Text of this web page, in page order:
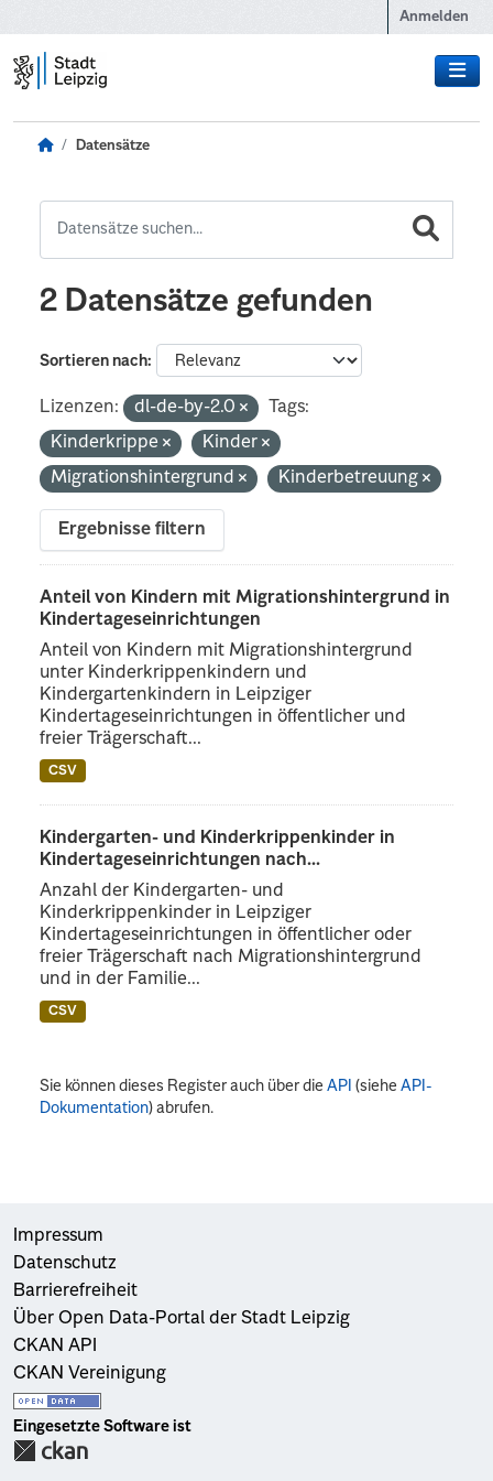
Anmelden
Datensätze
2 Datensätze gefunden
Sortieren nach
Lizenzen: dl-de-by-2.0
Tags:
Kinderkrippe
Kinder
Migrationshintergrund
Kinderbetreuung
Ergebnisse filtern
Anteil von Kindern mit Migrationshintergrund in
Kindertageseinrichtungen
Anteil von Kindern mit Migrationshintergrund
unter Kinderkrippenkindern und
Kindergartenkindern in Leipziger
Kindertageseinrichtungen in öffentlicher und
freier Trägerschaft...
CSV
Kindergarten- und Kinderkrippenkinder in
Kindertageseinrichtungen nach...
Anzahl der Kindergarten- und
Kinderkrippenkinder in Leipziger
Kindertageseinrichtungen in öffentlicher oder
freier Trägerschaft nach Migrationshintergrund
und in der Familie...
CSV
Sie können dieses Register auch über dieAPI (sieheAPI-
Dokumentation) abrufen.
Impressum
Datenschutz
Barrierefreiheit
Über Open Data-Portal der Stadt Leipzig
CKAN API
CKAN Vereinigung
Eingesetzte Software ist